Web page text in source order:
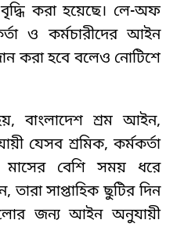
করা হয়েছে। লে-অফ
ও কর্মচারীদের আইন
করা হবে বলেও নোটিশে
বাংলাদেশ শ্রম আইন,
যেসব শ্রমিক, কর্মকর্তা
মাসের বেশি সময় ধরে
তারা সাপ্তাহিক ছুটির দিন
জন্য আইন অনুযায়ী